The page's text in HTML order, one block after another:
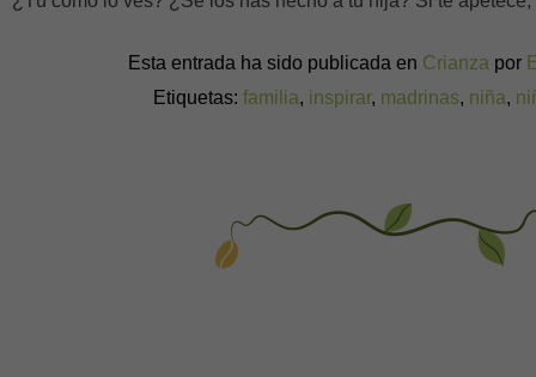
Esta entrada ha sido publicada en Crianza por
Etiquetas: familia, inspirar, madrinas, niña,